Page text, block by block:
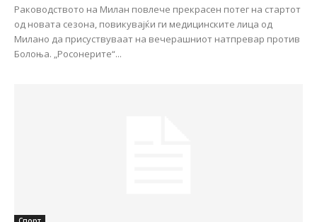
Раководството на Милан повлече прекрасен потег на стартот
од новата сезона, повикувајќи ги медицинските лица од
Милано да присуствуваат на вечерашниот натпревар против
Болоња. „Росонерите“...